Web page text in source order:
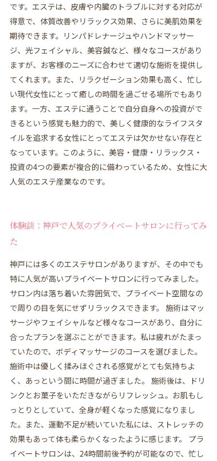
です。エステは、皮膚や内臓のトラブルに対する対応が
得意で、体質改善やリラックス効果、さらに美肌効果を
期待できます。リンパドレナージュやハンドマッサー
ジ、光フェイシャル、美容鍼など、様々なコースがあり
ますが、お客様のニーズに合わせて適切な施術を提供し
てくれます。また、リラクゼーション効果も高く、忙し
い現代女性にとって癒しの時間を過ごせる場所でもあり
ます。一方、エステに通うことで自分自身への投資がで
きるという感覚も魅力的で、美しく健康的なライフスタ
イルを追求する女性にとってエステは欠かせない存在と
なっています。このように、美容・健康・リラックス・
投資の4つの要素が複合的に備わっているため、女性に大
人気のエステ産業なのです。
体験談：神戸で人気のプライベートサロンに行ってみ
た
神戸には多くのエステサロンがありますが、その中でも
特に人気が高いプライベートサロンに行ってみました。
サロン内は落ち着いた雰囲気で、プライベート空間なの
で周りの目を気にせずリラックスできます。 施術はマッ
サージやフェイシャルなど様々なコースがあり、自分に
合ったプランを選ぶことができます。私は疲れがたまっ
ていたので、ボディマッサージのコースを選びました。
施術中は優しく揉みほぐされる感覚がとても気持ちよ
く、あっという間に時間が過ぎました。 施術後は、ドリ
ンクとお菓子をいただきながらリフレッシュ。お肌もし
っとりとしていて、全身が軽くなった感覚になりまし
た。また、運動不足が続いていた私には、ストレッチの
効果もあって体も柔らかくなったように感じます。 プラ
イベートサロンは、24時間前後予約が可能なので、忙し